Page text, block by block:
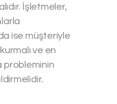
İşletmeler,
ise müşteriyle
ve en
probleminin